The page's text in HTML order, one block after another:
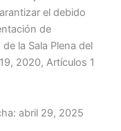
el debido
de
la Sala Plena del
2020, Artículos 1
abril 29, 2025